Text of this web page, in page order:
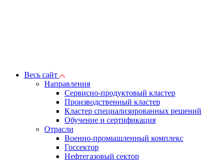
Весь сайт
Направления
Сервисно-продуктовый кластер
Производственный кластер
Кластер специализированных решений
Обучение и сертификация
Отрасли
Военно-промышленный комплекс
Госсектор
Нефтегазовый сектор